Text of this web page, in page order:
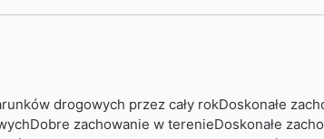
drogowych przez cały rokDoskonałe
zachowanie w terenieDoskonałe